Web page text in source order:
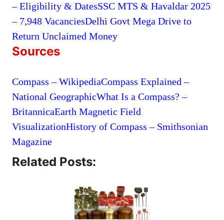
– Eligibility & DatesSSC MTS & Havaldar 2025
– 7,948 VacanciesDelhi Govt Mega Drive to
Return Unclaimed Money
Sources
Compass – WikipediaCompass Explained –
National GeographicWhat Is a Compass? –
BritannicaEarth Magnetic Field
VisualizationHistory of Compass – Smithsonian
Magazine
Related Posts: